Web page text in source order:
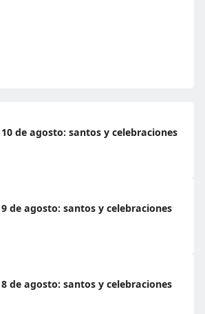
de agosto: santos y celebraciones
de agosto: santos y celebraciones
de agosto: santos y celebraciones